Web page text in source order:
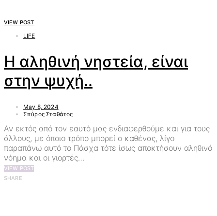
VIEW POST
LIFE
Η αληθινή νηστεία, είναι
στην ψυχή..
May 8, 2024
Σπύρος Σταθάτος
Αν εκτός από τον εαυτό μας ενδιαφερθούμε και για τους
άλλους, με όποιο τρόπο μπορεί ο καθένας, λίγο
παραπάνω αυτό το Πάσχα τότε ίσως αποκτήσουν αληθινό
νόημα και οι γιορτές…
VIEW POST
SHARE